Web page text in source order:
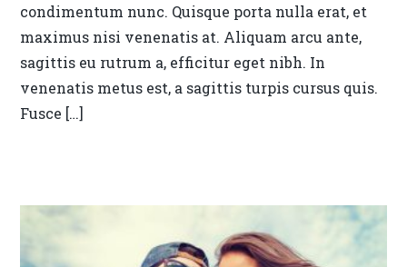
condimentum nunc. Quisque porta nulla erat, et
maximus nisi venenatis at. Aliquam arcu ante,
sagittis eu rutrum a, efficitur eget nibh. In
venenatis metus est, a sagittis turpis cursus quis.
Fusce […]